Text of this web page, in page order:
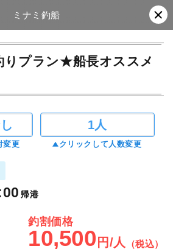
ミナミ釣船
りプラン★船長オススメ
変更
1人
クリックして人数変更
帰港
釣割価格
10,500 円/人 （税込）